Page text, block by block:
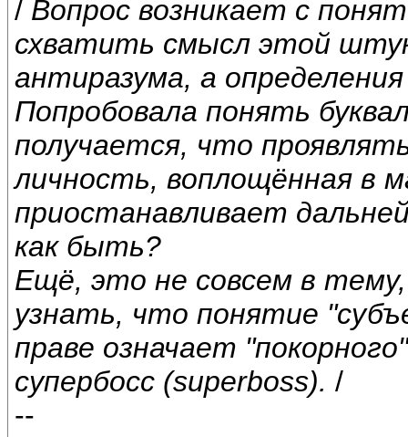
/ Вопрос возникает с
схватить смысл этой
антиразума, а
Попробовала понять
получается, что
личность, воплощённая в
приостанавливает
как быть?
Ещё, это не совсем в
узнать, что понятие
праве означает
супербосс (superboss). /
--